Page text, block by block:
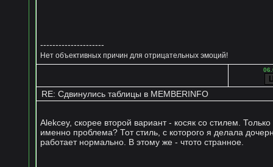
---------------------
Нет объективных причин для отрицательных эмоций!
RE: Сдвинулись таблицы в MEMBERINFO
Alekcey, скорее второй вариант - косяк со стилем.
именно проблема? Тот стиль, с которого я делала
работает нормально. В этому же - чтото странное.